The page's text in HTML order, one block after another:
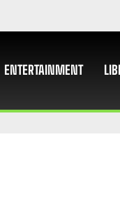
ENTERTAINMENT